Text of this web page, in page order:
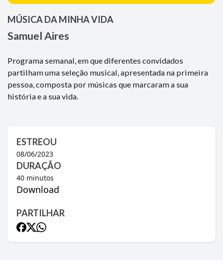
MÚSICA DA MINHA VIDA
Samuel Aires
Programa semanal, em que diferentes convidados
partilham uma seleção musical, apresentada na primeira
pessoa, composta por músicas que marcaram a sua
história e a sua vida.
ESTREOU
08/06/2023
DURAÇÃO
40 minutos
Download
PARTILHAR